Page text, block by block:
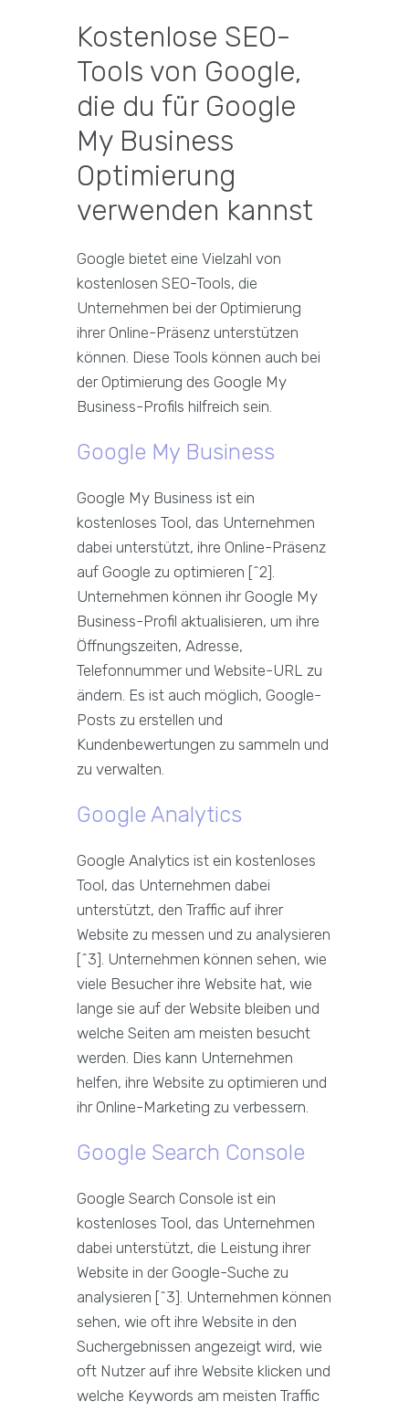
Kostenlose SEO-
Tools von Google,
die du für Google
My Business
Optimierung
verwenden kannst
Google bietet eine Vielzahl von
kostenlosen SEO-Tools, die
Unternehmen bei der Optimierung
ihrer Online-Präsenz unterstützen
können. Diese Tools können auch bei
der Optimierung des Google My
Business-Profils hilfreich sein.
Google My Business
Google My Business ist ein
kostenloses Tool, das Unternehmen
dabei unterstützt, ihre Online-Präsenz
auf Google zu optimieren [^2].
Unternehmen können ihr Google My
Business-Profil aktualisieren, um ihre
Öffnungszeiten, Adresse,
Telefonnummer und Website-URL zu
ändern. Es ist auch möglich, Google-
Posts zu erstellen und
Kundenbewertungen zu sammeln und
zu verwalten.
Google Analytics
Google Analytics ist ein kostenloses
Tool, das Unternehmen dabei
unterstützt, den Traffic auf ihrer
Website zu messen und zu analysieren
[^3]. Unternehmen können sehen, wie
viele Besucher ihre Website hat, wie
lange sie auf der Website bleiben und
welche Seiten am meisten besucht
werden. Dies kann Unternehmen
helfen, ihre Website zu optimieren und
ihr Online-Marketing zu verbessern.
Google Search Console
Google Search Console ist ein
kostenloses Tool, das Unternehmen
dabei unterstützt, die Leistung ihrer
Website in der Google-Suche zu
analysieren [^3]. Unternehmen können
sehen, wie oft ihre Website in den
Suchergebnissen angezeigt wird, wie
oft Nutzer auf ihre Website klicken und
welche Keywords am meisten Traffic